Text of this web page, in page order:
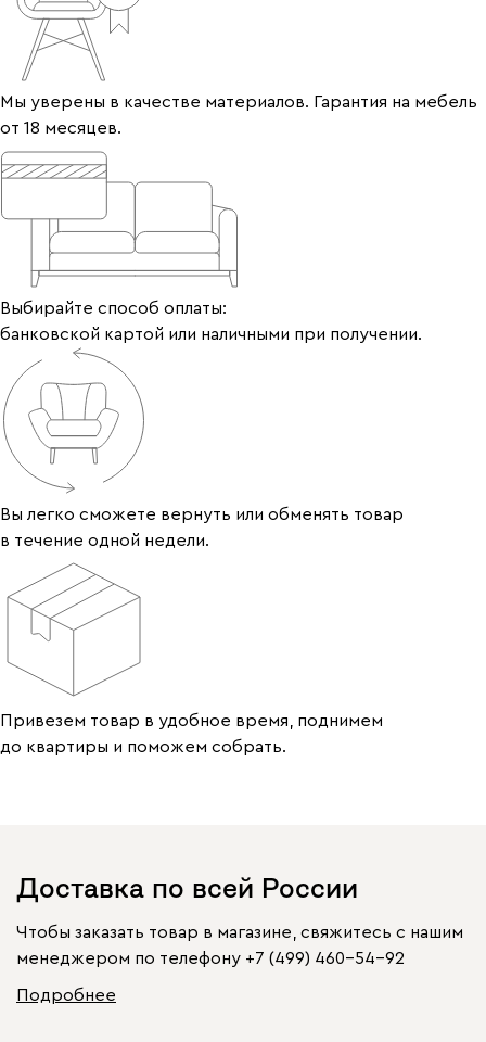
Мы уверены в качестве материалов. Гарантия на мебель
от 18 месяцев.
Выбирайте способ оплаты:
банковской картой или наличными при получении.
Вы легко сможете вернуть или обменять товар
в течение одной недели.
Привезем товар в удобное время, поднимем
до квартиры и поможем собрать.
Доставка по всей России
Чтобы заказать товар в магазине, свяжитесь с нашим
менеджером по телефону +7 (499) 460-54-92
Подробнее